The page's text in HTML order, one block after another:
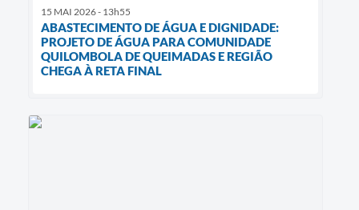
15 MAI 2026 - 13h55
ABASTECIMENTO DE ÁGUA E DIGNIDADE:
PROJETO DE ÁGUA PARA COMUNIDADE
QUILOMBOLA DE QUEIMADAS E REGIÃO
CHEGA À RETA FINAL